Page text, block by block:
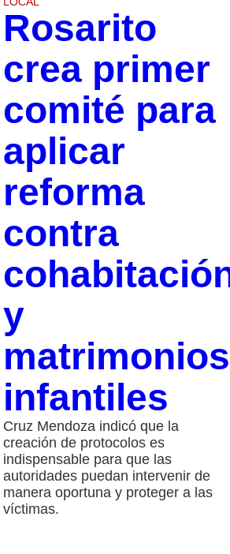
Rosarito
crea primer
comité para
aplicar
reforma
contra
y
matrimonios
infantiles
Cruz Mendoza indicó que la
creación de protocolos es
indispensable para que las
autoridades puedan intervenir de
manera oportuna y proteger a las
víctimas.